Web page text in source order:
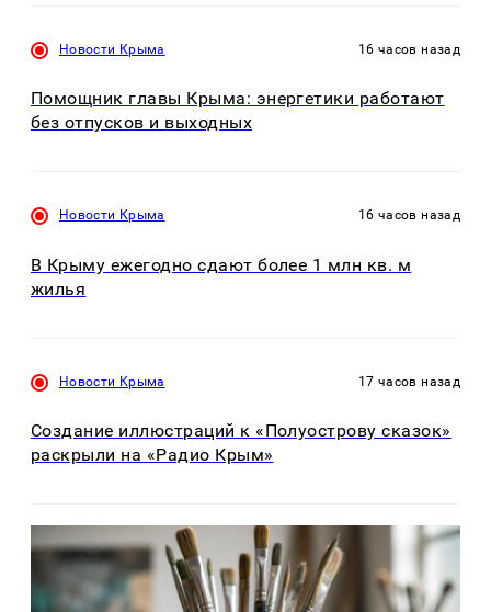
Новости Крыма 16 часов назад
Помощник главы Крыма: энергетики работают
без отпусков и выходных
Новости Крыма 16 часов назад
В Крыму ежегодно сдают более 1 млн кв. м
жилья
Новости Крыма 17 часов назад
Создание иллюстраций к «Полуострову сказок»
раскрыли на «Радио Крым»